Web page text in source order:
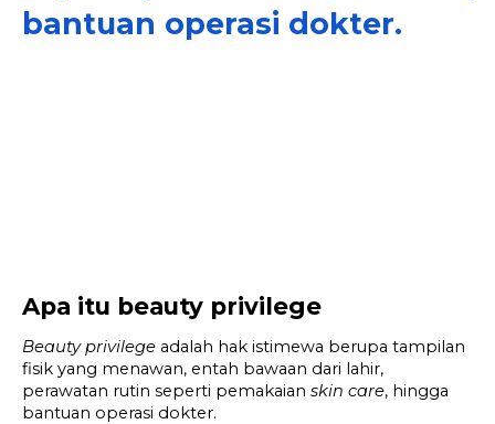
Apa itu beauty privilege
Beauty privilege adalah hak istimewa berupa tampilan
fisik yang menawan, entah bawaan dari lahir,
perawatan rutin seperti pemakaian skin care, hingga
bantuan operasi dokter.